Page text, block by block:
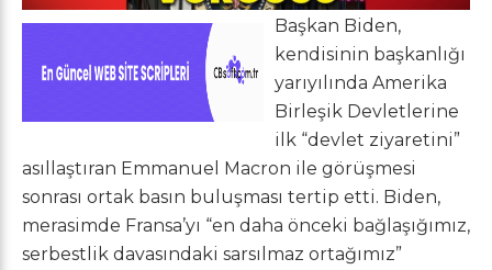
Başkan Biden,
kendisinin başkanlığı
yarıyılında Amerika
Birleşik Devletlerine
ilk “devlet ziyaretini”
asıllaştıran Emmanuel Macron ile görüşmesi
sonrası ortak basın buluşması tertip etti. Biden,
merasimde Fransa’yı “en daha önceki bağlaşığımız,
serbestlik davasındaki sarsılmaz ortağımız”